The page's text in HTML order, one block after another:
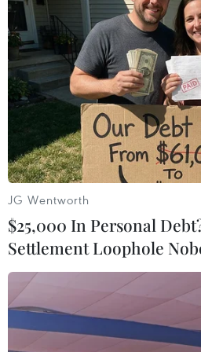
#Hải Dương #Nam Sách
#Đồn đại
Hải Dương
Theo dõi VietnamPlus
TIN CÙNG CHUYÊN MỤC
Quy định chức năng, nhiệm
quyền hạn và cơ cấu tổ chức
tế
JG Wentworth
$25,000 In Personal
Settlement Loophole